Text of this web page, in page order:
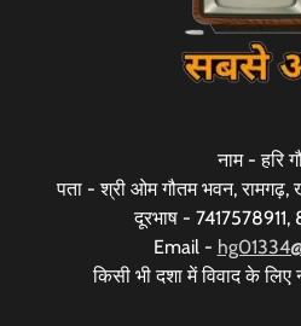
नाम - हरि
पता - श्री ओम गौतम भवन, रामगढ़,
दूरभाष -
Email -
किसी भी दशा में विवाद के लिए